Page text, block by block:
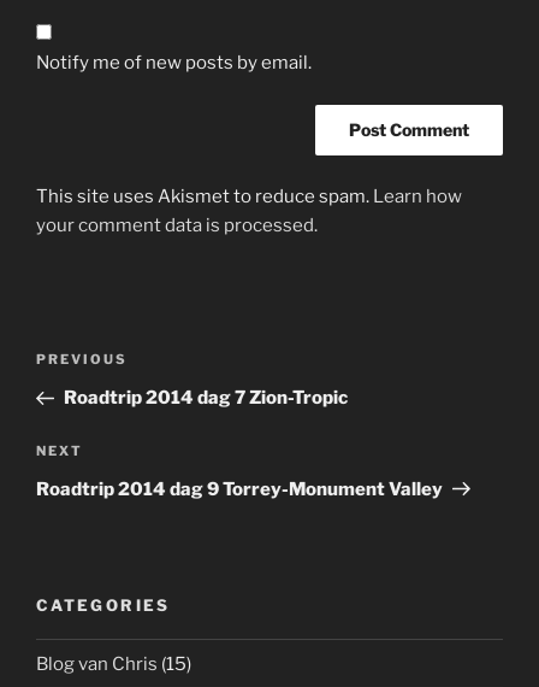
Notify me of new posts by email.
This site uses Akismet to reduce spam. Learn how
your comment data is processed.
Previous
Post
PREVIOUS
Roadtrip 2014 dag 7 Zion-Tropic
Next
Post
NEXT
Roadtrip 2014 dag 9 Torrey-Monument Valley
CATEGORIES
Blog van Chris (15)